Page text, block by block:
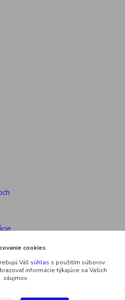
cookies
Váš súhlas s použitím súborov
informácie týkajúce sa Vašich
záujmov.